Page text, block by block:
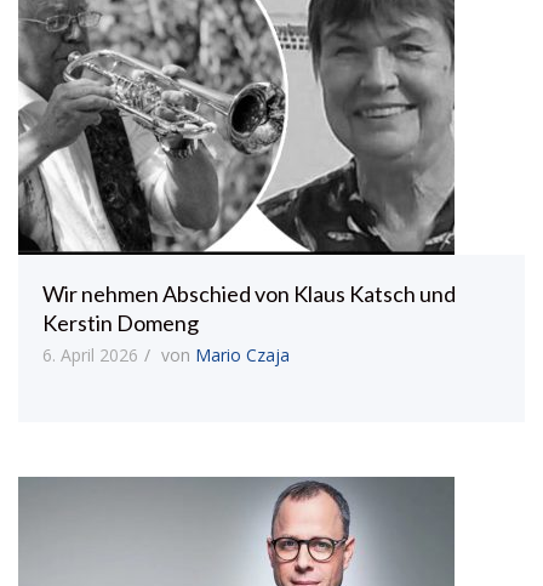
Wir nehmen Abschied von Klaus Katsch und
Kerstin Domeng
6. April 2026 von Mario Czaja